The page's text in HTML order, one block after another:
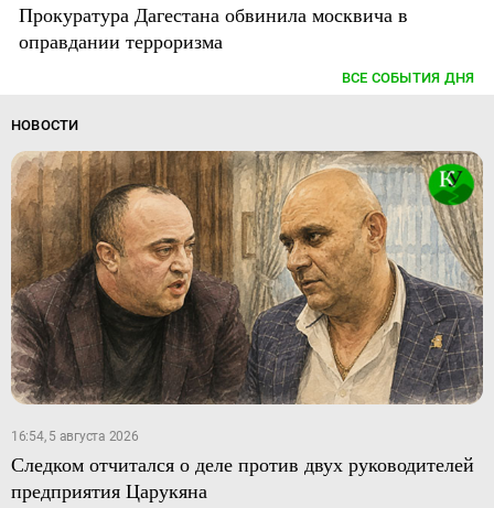
Прокуратура Дагестана обвинила москвича в
оправдании терроризма
ВСЕ СОБЫТИЯ ДНЯ
НОВОСТИ
16:54, 5 августа 2026
Следком отчитался о деле против двух руководителей
предприятия Царукяна